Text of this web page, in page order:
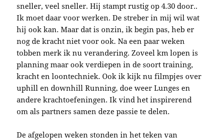
sneller, veel sneller. Hij stampt rustig op 4.30 door..
Ik moet daar voor werken. De streber in mij wil wat
hij ook kan. Maar dat is onzin, ik begin pas, heb er
nog de kracht niet voor ook. Na een paar weken
tobben merk ik nu verandering. Zoveel km lopen is
planning maar ook verdiepen in de soort training,
kracht en loontechniek. Ook ik kijk nu filmpjes over
uphill en downhill Running, doe weer Lunges en
andere krachtoefeningen. Ik vind het inspirerend
om als partners samen deze passie te delen.
De afgelopen weken stonden in het teken van